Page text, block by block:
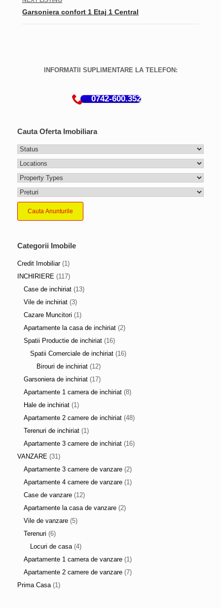
Garsoniera confort 1 Etaj 1 Central
INFORMATII SUPLIMENTARE LA TELEFON:
0742-600.352
Cauta Oferta Imobiliara
Cauta Anunturile
Categorii Imobile
Credit Imobiliar(1)
INCHIRIERE (117)
Case de inchiriat (13)
Vile de inchiriat (3)
Cazare Muncitori (1)
Apartamente la casa de inchiriat (2)
Spatii Productie de inchiriat (16)
Spatii Comerciale de inchiriat (16)
Birouri de inchiriat (12)
Garsoniera de inchiriat (17)
Apartamente 1 camera de inchiriat (8)
Hale de inchiriat (1)
Apartamente 2 camere de inchiriat (48)
Terenuri de inchiriat (1)
Apartamente 3 camere de inchiriat (16)
VANZARE (31)
Apartamente 3 camere de vanzare (2)
Apartamente 4 camere de vanzare (1)
Case de vanzare (12)
Apartamente la casa de vanzare (2)
Vile de vanzare (5)
Terenuri (6)
Locuri de casa (4)
Apartamente 1 camera de vanzare (1)
Apartamente 2 camere de vanzare (7)
Prima Casa (1)